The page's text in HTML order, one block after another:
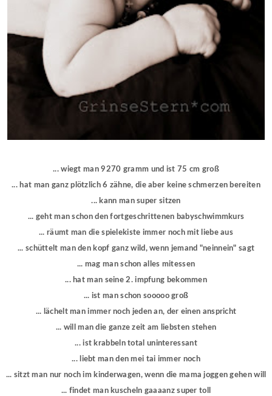
... wiegt man 9270 gramm und ist 75 cm groß
... hat man ganz plötzlich 6 zähne, die aber keine schmerzen bereiten
... kann man super sitzen
... geht man schon den fortgeschrittenen babyschwimmkurs
... räumt man die spielekiste immer noch mit liebe aus
... schüttelt man den kopf ganz wild, wenn jemand "neinnein" sagt
... mag man schon alles mitessen
... hat man seine 2. impfung bekommen
... ist man schon sooooo groß
... lächelt man immer noch jeden an, der einen anspricht
... will man die ganze zeit am liebsten stehen
... ist krabbeln total uninteressant
... liebt man den mei tai immer noch
... sitzt man nur noch im kinderwagen, wenn die mama joggen gehen will
... findet man kuscheln gaaaanz super toll